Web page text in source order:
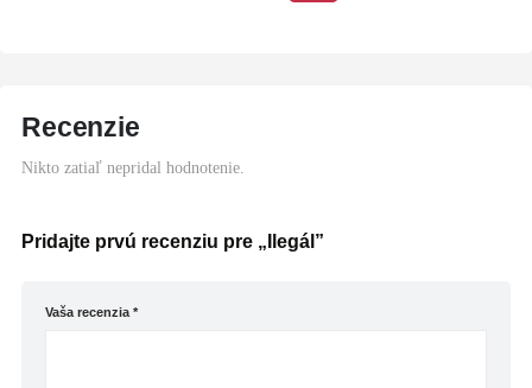
Recenzie
Nikto zatiaľ nepridal hodnotenie.
Pridajte prvú recenziu pre „Ilegál”
Vaša recenzia*